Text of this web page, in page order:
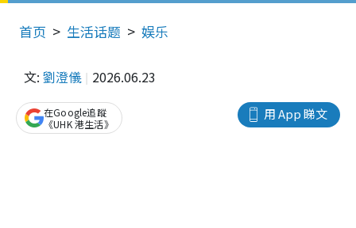
首页 生活话题 娱乐
文: 劉澄儀 2026.06.23
用 App 睇文
在Google追蹤
《UHK 港生活》